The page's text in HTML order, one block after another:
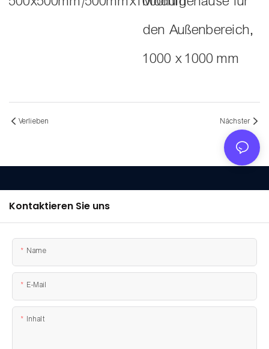
den Außenbereich,
1000 x 1000 mm
Verlieben Nächster
Kontaktieren Sie uns
Name
E-Mail
Inhalt